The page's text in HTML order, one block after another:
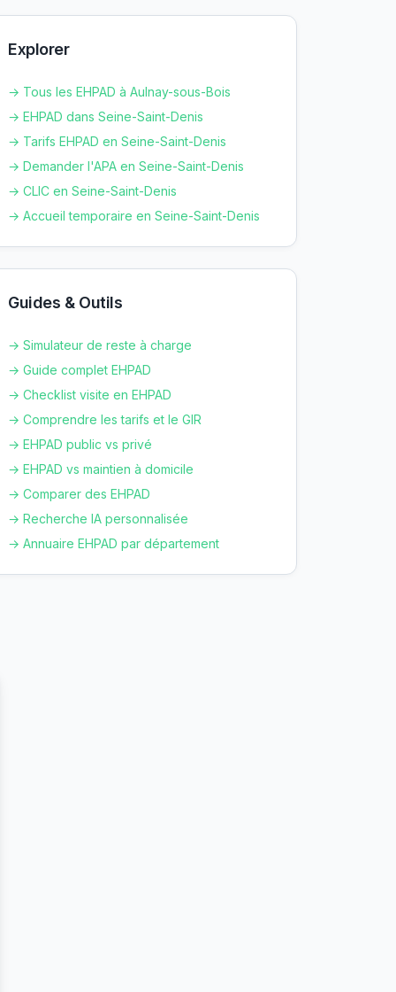
Explorer
→ Tous les EHPAD à Aulnay-sous-Bois
→ EHPAD dans Seine-Saint-Denis
→ Tarifs EHPAD en Seine-Saint-Denis
→ Demander l'APA en Seine-Saint-Denis
→ CLIC en Seine-Saint-Denis
→ Accueil temporaire en Seine-Saint-Denis
Guides & Outils
→ Simulateur de reste à charge
→ Guide complet EHPAD
→ Checklist visite en EHPAD
→ Comprendre les tarifs et le GIR
→ EHPAD public vs privé
→ EHPAD vs maintien à domicile
→ Comparer des EHPAD
→ Recherche IA personnalisée
→ Annuaire EHPAD par département